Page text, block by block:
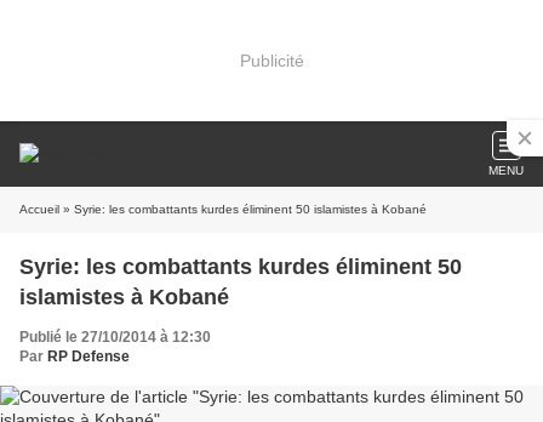
Publicité
MENU
Accueil » Syrie: les combattants kurdes éliminent 50 islamistes à Kobané
Syrie: les combattants kurdes éliminent 50
islamistes à Kobané
Publié le 27/10/2014 à 12:30
Par RP Defense